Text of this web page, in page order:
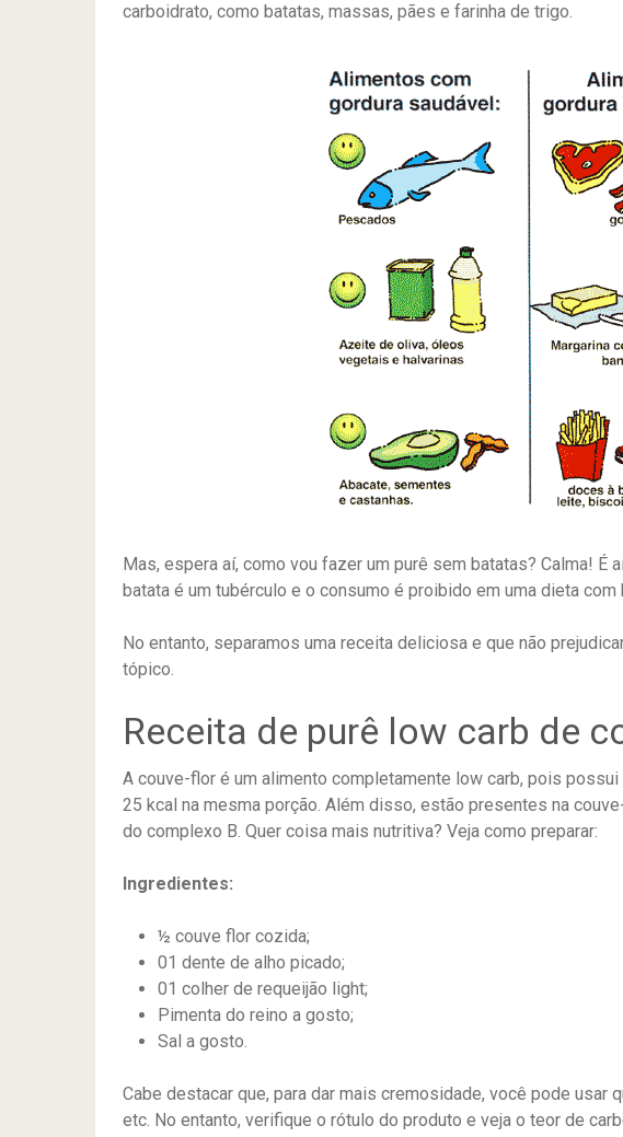
carboidrato, como batatas, massas, pães e farinha de trigo.
Mas, espera aí, como vou fazer um purê sem batatas? Calma! É
batata é um tubérculo e o consumo é proibido em uma dieta
No entanto, separamos uma receita deliciosa e que não
tópico.
Receita de purê low carb de
A couve-flor é um alimento completamente low carb, pois
25 kcal na mesma porção. Além disso, estão presentes na
do complexo B. Quer coisa mais nutritiva? Veja como preparar:
Ingredientes:
½ couve flor cozida;
01 dente de alho picado;
01 colher de requeijão light;
Pimenta do reino a gosto;
Sal a gosto.
Cabe destacar que, para dar mais cremosidade, você pode usar
etc. No entanto, verifique o rótulo do produto e veja o teor de